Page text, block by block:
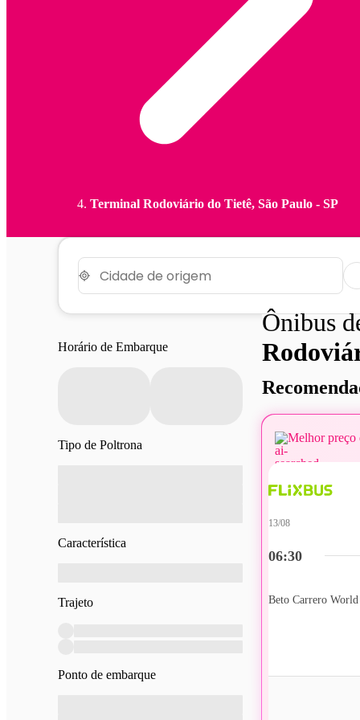
Terminal Rodoviário do Tietê, São Paulo - SP
Horário de Embarque
Tipo de Poltrona
Característica
Trajeto
Ponto de embarque
Ônibus
Melhor preço
06:30
13/08
Beto Carrero World